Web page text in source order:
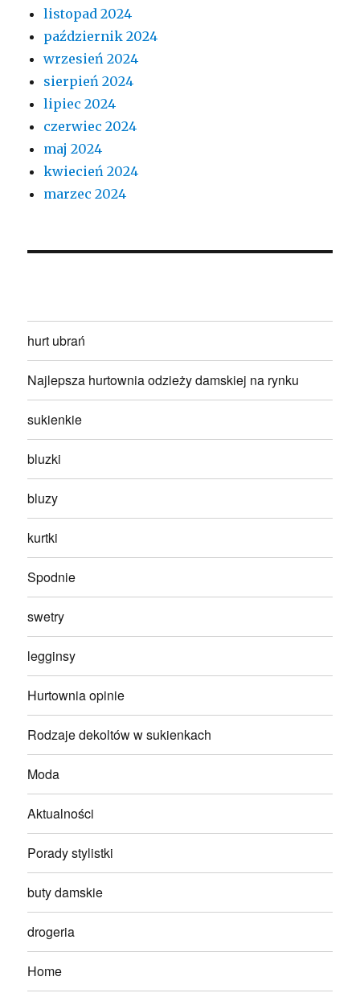
listopad 2024
październik 2024
wrzesień 2024
sierpień 2024
lipiec 2024
czerwiec 2024
maj 2024
kwiecień 2024
marzec 2024
hurt ubrań
Najlepsza hurtownia odzieży damskiej na rynku
sukienkie
bluzki
bluzy
kurtki
Spodnie
swetry
legginsy
Hurtownia opinie
Rodzaje dekoltów w sukienkach
Moda
Aktualności
Porady stylistki
buty damskie
drogeria
Home